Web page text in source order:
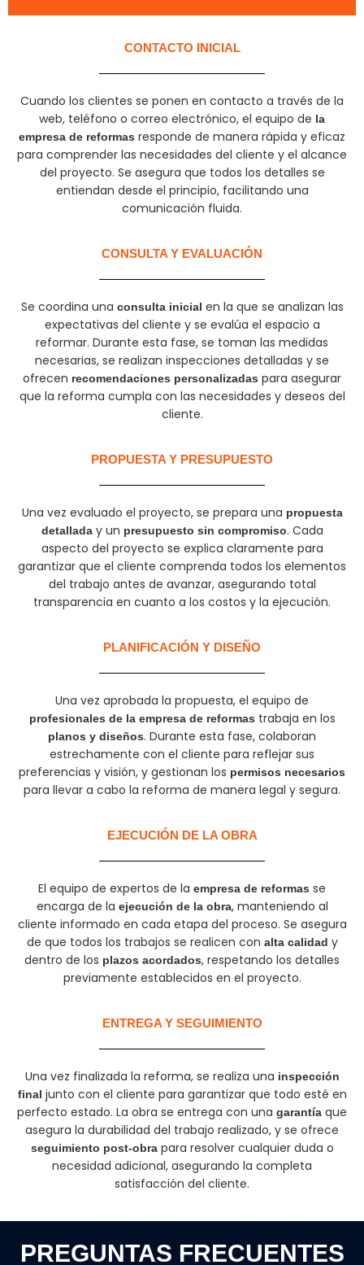
CONTACTO INICIAL
Cuando los clientes se ponen en contacto a través de la
web, teléfono o correo electrónico, el equipo de la
empresa de reformas responde de manera rápida y eficaz
para comprender las necesidades del cliente y el alcance
del proyecto. Se asegura que todos los detalles se
entiendan desde el principio, facilitando una
comunicación fluida.
CONSULTA Y EVALUACIÓN
Se coordina una consulta inicial en la que se analizan las
expectativas del cliente y se evalúa el espacio a
reformar. Durante esta fase, se toman las medidas
necesarias, se realizan inspecciones detalladas y se
ofrecen recomendaciones personalizadas para asegurar
que la reforma cumpla con las necesidades y deseos del
cliente.
PROPUESTA Y PRESUPUESTO
Una vez evaluado el proyecto, se prepara una propuesta
detalladay un presupuesto sin compromiso. Cada
aspecto del proyecto se explica claramente para
garantizar que el cliente comprenda todos los elementos
del trabajo antes de avanzar, asegurando total
transparencia en cuanto a los costos y la ejecución.
PLANIFICACIÓN Y DISEÑO
Una vez aprobada la propuesta, el equipo de
profesionales de la empresa de reformas trabaja en los
planos y diseños. Durante esta fase, colaboran
estrechamente con el cliente para reflejar sus
preferencias y visión, y gestionan los permisos necesarios
para llevar a cabo la reforma de manera legal y segura.
EJECUCIÓN DE LA OBRA
El equipo de expertos de la empresa de reformas se
encarga de la ejecución de la obra, manteniendo al
cliente informado en cada etapa del proceso. Se asegura
de que todos los trabajos se realicen con alta calidad y
dentro de los plazos acordados, respetando los detalles
previamente establecidos en el proyecto.
ENTREGA Y SEGUIMIENTO
Una vez finalizada la reforma, se realiza una inspección
final junto con el cliente para garantizar que todo esté en
perfecto estado. La obra se entrega con una garantía que
asegura la durabilidad del trabajo realizado, y se ofrece
seguimiento post-obrapara resolver cualquier duda o
necesidad adicional, asegurando la completa
satisfacción del cliente.
PREGUNTAS FRECUENTES